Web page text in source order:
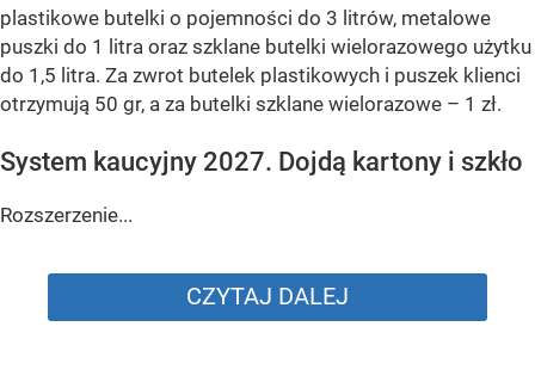
plastikowe butelki o pojemności do 3 litrów, metalowe
puszki do 1 litra oraz szklane butelki wielorazowego użytku
do 1,5 litra. Za zwrot butelek plastikowych i puszek klienci
otrzymują 50 gr, a za butelki szklane wielorazowe – 1 zł.
System kaucyjny 2027. Dojdą kartony i szkło
Rozszerzenie...
CZYTAJ DALEJ